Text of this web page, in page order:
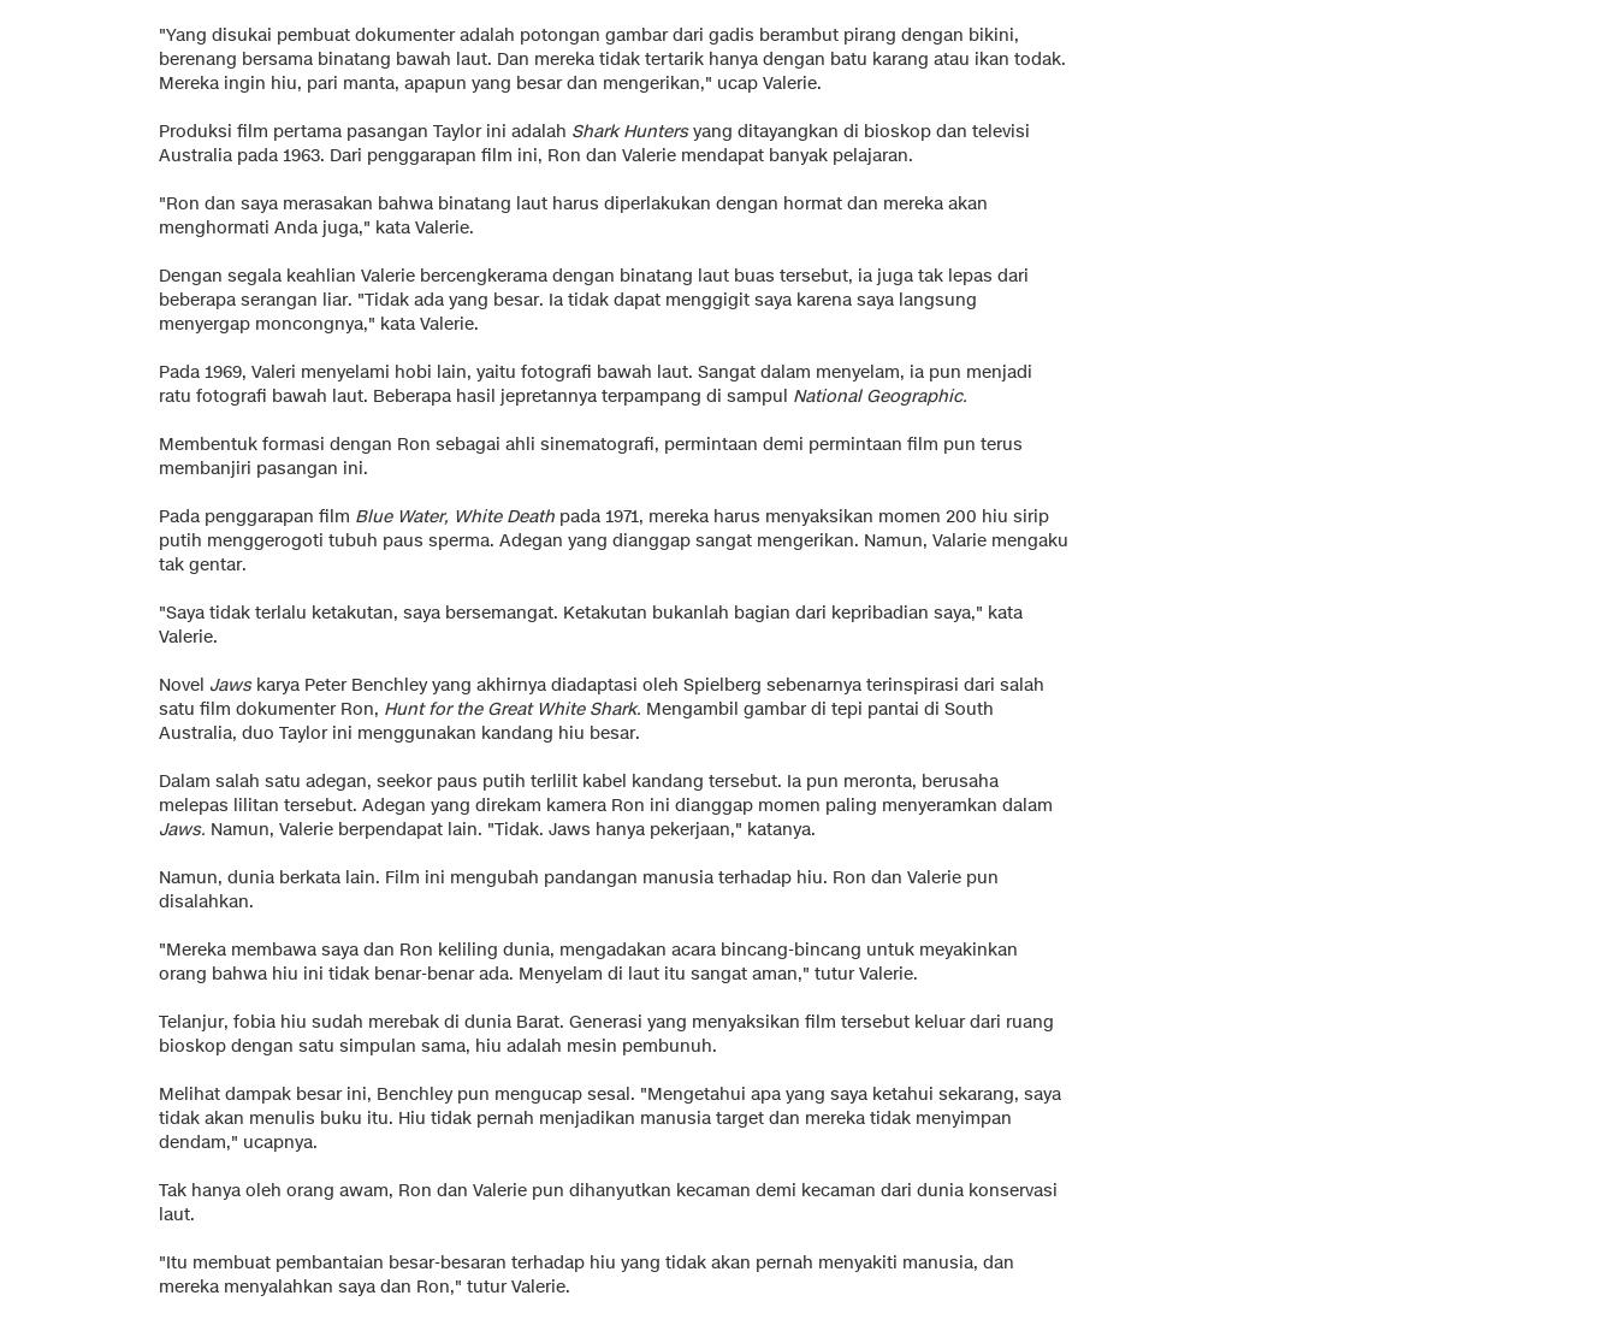
"Yang disukai pembuat dokumenter adalah potongan gambar dari gadis berambut pirang dengan bikini,
berenang bersama binatang bawah laut. Dan mereka tidak tertarik hanya dengan batu karang atau ikan todak.
Mereka ingin hiu, pari manta, apapun yang besar dan mengerikan," ucap Valerie.
Produksi film pertama pasangan Taylor ini adalah Shark Huntersyang ditayangkan di bioskop dan televisi
Australia pada 1963. Dari penggarapan film ini, Ron dan Valerie mendapat banyak pelajaran.
"Ron dan saya merasakan bahwa binatang laut harus diperlakukan dengan hormat dan mereka akan
menghormati Anda juga," kata Valerie.
Dengan segala keahlian Valerie bercengkerama dengan binatang laut buas tersebut, ia juga tak lepas dari
beberapa serangan liar. "Tidak ada yang besar. Ia tidak dapat menggigit saya karena saya langsung
menyergap moncongnya," kata Valerie.
Pada 1969, Valeri menyelami hobi lain, yaitu fotografi bawah laut. Sangat dalam menyelam, ia pun menjadi
ratu fotografi bawah laut. Beberapa hasil jepretannya terpampang di sampul National Geographic.
Membentuk formasi dengan Ron sebagai ahli sinematografi, permintaan demi permintaan film pun terus
membanjiri pasangan ini.
Pada penggarapan film Blue Water, White Death pada 1971, mereka harus menyaksikan momen 200 hiu sirip
putih menggerogoti tubuh paus sperma. Adegan yang dianggap sangat mengerikan. Namun, Valarie mengaku
tak gentar.
"Saya tidak terlalu ketakutan, saya bersemangat. Ketakutan bukanlah bagian dari kepribadian saya," kata
Valerie.
Novel Jawskarya Peter Benchley yang akhirnya diadaptasi oleh Spielberg sebenarnya terinspirasi dari salah
satu film dokumenter Ron, Hunt for the Great White Shark. Mengambil gambar di tepi pantai di South
Australia, duo Taylor ini menggunakan kandang hiu besar.
Dalam salah satu adegan, seekor paus putih terlilit kabel kandang tersebut. Ia pun meronta, berusaha
melepas lilitan tersebut. Adegan yang direkam kamera Ron ini dianggap momen paling menyeramkan dalam
Jaws. Namun, Valerie berpendapat lain. "Tidak. Jaws hanya pekerjaan," katanya.
Namun, dunia berkata lain. Film ini mengubah pandangan manusia terhadap hiu. Ron dan Valerie pun
disalahkan.
"Mereka membawa saya dan Ron keliling dunia, mengadakan acara bincang-bincang untuk meyakinkan
orang bahwa hiu ini tidak benar-benar ada. Menyelam di laut itu sangat aman," tutur Valerie.
Telanjur, fobia hiu sudah merebak di dunia Barat. Generasi yang menyaksikan film tersebut keluar dari ruang
bioskop dengan satu simpulan sama, hiu adalah mesin pembunuh.
Melihat dampak besar ini, Benchley pun mengucap sesal. "Mengetahui apa yang saya ketahui sekarang, saya
tidak akan menulis buku itu. Hiu tidak pernah menjadikan manusia target dan mereka tidak menyimpan
dendam," ucapnya.
Tak hanya oleh orang awam, Ron dan Valerie pun dihanyutkan kecaman demi kecaman dari dunia konservasi
laut.
"Itu membuat pembantaian besar-besaran terhadap hiu yang tidak akan pernah menyakiti manusia, dan
mereka menyalahkan saya dan Ron," tutur Valerie.